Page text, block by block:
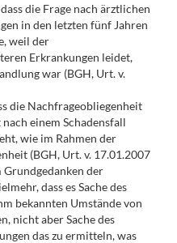
die Frage nach ärztlichen
in den letzten fünf Jahren
weil der
Erkrankungen leidet,
war (BGH, Urt. v.
die Nachfrageobliegenheit
einem Schadensfall
wie im Rahmen der
(BGH, Urt. v. 17.01.2007
Grundgedanken der
dass es Sache des
bekannten Umstände von
nicht aber Sache des
das zu ermitteln, was